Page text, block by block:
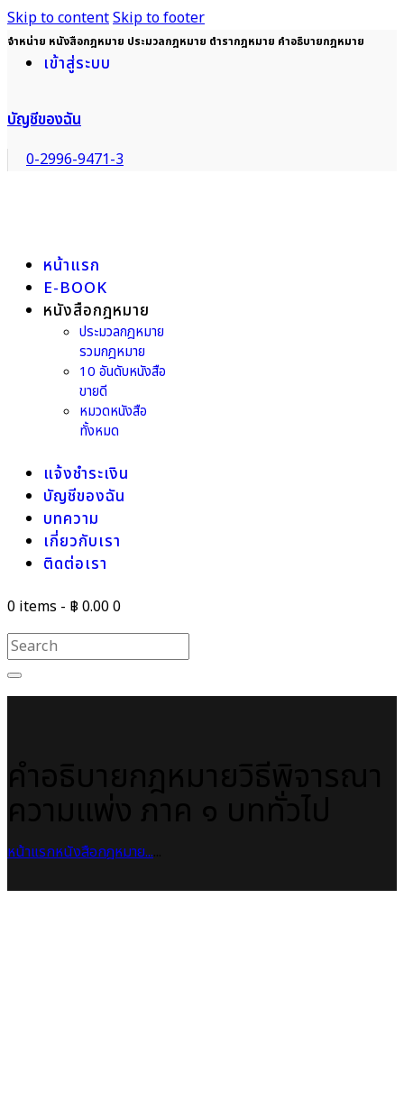
Skip to contentSkip to footer
จำหน่าย หนังสือกฎหมาย ประมวลกฎหมาย ตำรากฎหมาย คำอธิบายกฎหมาย
เข้าสู่ระบบ
บัญชีของฉัน
0-2996-9471-3
หน้าแรก
E-BOOK
หนังสือกฎหมาย
ประมวลกฎหมาย
รวมกฎหมาย
10 อันดับหนังสือ
ขายดี
หมวดหนังสือ
ทั้งหมด
แจ้งชำระเงิน
บัญชีของฉัน
บทความ
เกี่ยวกับเรา
ติดต่อเรา
0 items - ฿ 0.000
หน้าแรกหนังสือกฎหมาย...